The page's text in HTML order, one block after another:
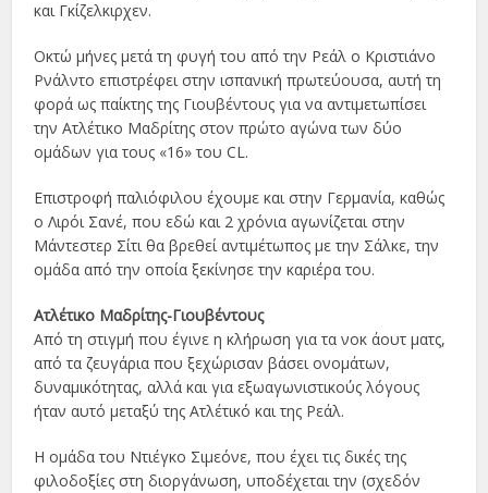
και Γκίζελκιρχεν.
Οκτώ μήνες μετά τη φυγή του από την Ρεάλ ο Κριστιάνο
Ρνάλντο επιστρέφει στην ισπανική πρωτεύουσα, αυτή τη
φορά ως παίκτης της Γιουβέντους για να αντιμετωπίσει
την Ατλέτικο Μαδρίτης στον πρώτο αγώνα των δύο
ομάδων για τους «16» του CL.
Επιστροφή παλιόφιλου έχουμε και στην Γερμανία, καθώς
ο Λιρόι Σανέ, που εδώ και 2 χρόνια αγωνίζεται στην
Μάντεστερ Σίτι θα βρεθεί αντιμέτωπος με την Σάλκε, την
ομάδα από την οποία ξεκίνησε την καριέρα του.
Ατλέτικο Μαδρίτης-Γιουβέντους
Από τη στιγμή που έγινε η κλήρωση για τα νοκ άουτ ματς,
από τα ζευγάρια που ξεχώρισαν βάσει ονομάτων,
δυναμικότητας, αλλά και για εξωαγωνιστικούς λόγους
ήταν αυτό μεταξύ της Ατλέτικό και της Ρεάλ.
Η ομάδα του Ντιέγκο Σιμεόνε, που έχει τις δικές της
φιλοδοξίες στη διοργάνωση, υποδέχεται την (σχεδόν